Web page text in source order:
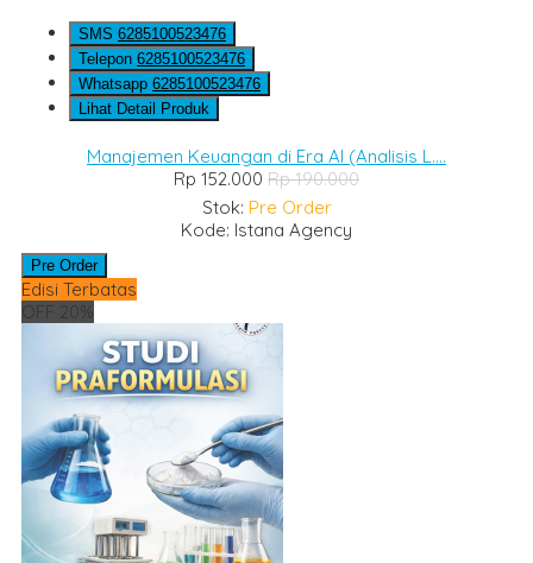
SMS 6285100523476
Telepon 6285100523476
Whatsapp 6285100523476
Lihat Detail Produk
Manajemen Keuangan di Era AI (Analisis L....
Rp 152.000 Rp 190.000
Stok: Pre Order
Kode: Istana Agency
Pre Order
Edisi Terbatas
OFF 20%